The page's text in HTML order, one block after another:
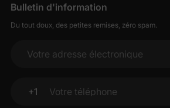
Bulletin d'information
Du tout doux, des petites remises, zéro spam.
Votre adresse électronique
+1
Votre téléphone